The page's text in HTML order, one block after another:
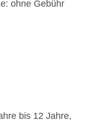
00:00 Uhr, ohne
Bar“: Januar -
18:00 Uhr und
Januar -
18:00 Uhr, ohne
ohne Gebühr
bis 12 Jahre,